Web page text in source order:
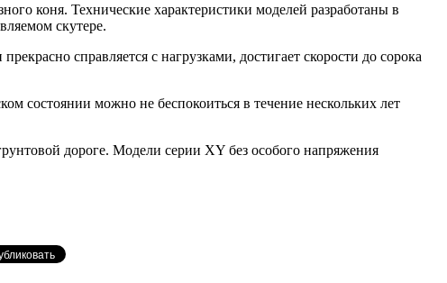
коня. Технические характеристики моделей разработаны в
скутере.
справляется с нагрузками, достигает скорости до сорока
состоянии можно не беспокоиться в течение нескольких лет
дороге. Модели серии XY без особого напряжения